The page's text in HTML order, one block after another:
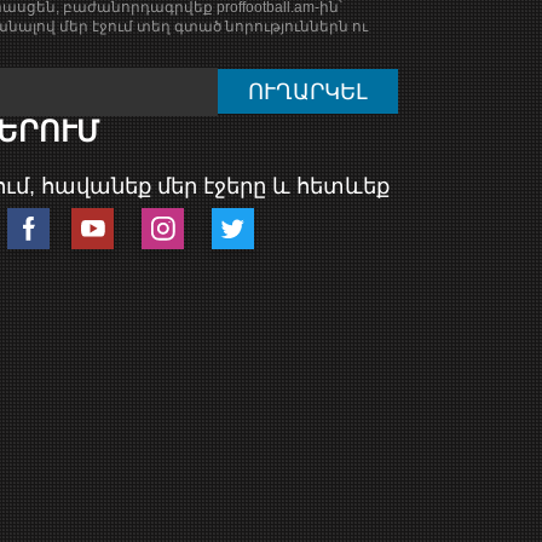
բաժանորդագրվեք proffootball.am-ին՝
մեր էջում տեղ գտած նորություններն ու
հավանեք մեր էջերը և հետևեք